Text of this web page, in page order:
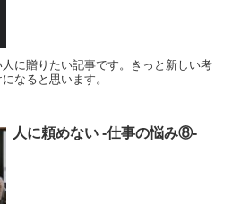
に贈りたい記事です。きっと新しい考
なると思います。
人に頼めない ‐仕事の悩み⑧‐